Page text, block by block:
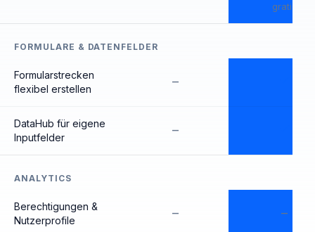
gratis
FORMULARE & DATENFELDER
Formularstrecken
flexibel erstellen
–
DataHub für eigene
Inputfelder
–
ANALYTICS
Berechtigungen &
Nutzerprofile
– –